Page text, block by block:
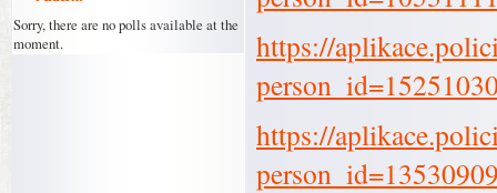
Sorry, there are no polls available at the
moment.
https://
https://